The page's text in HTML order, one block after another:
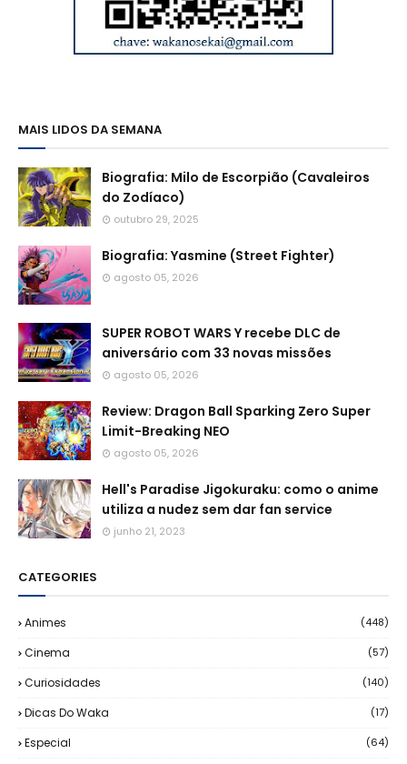
MAIS LIDOS DA SEMANA
Biografia: Milo de Escorpião (Cavaleiros
do Zodíaco)
outubro 29, 2025
Biografia: Yasmine (Street Fighter)
agosto 05, 2026
SUPER ROBOT WARS Y recebe DLC de
aniversário com 33 novas missões
agosto 05, 2026
Review: Dragon Ball Sparking Zero Super
Limit-Breaking NEO
agosto 05, 2026
Hell's Paradise Jigokuraku: como o anime
utiliza a nudez sem dar fan service
junho 21, 2023
CATEGORIES
Animes (448)
Cinema (57)
Curiosidades (140)
Dicas Do Waka (17)
Especial (64)